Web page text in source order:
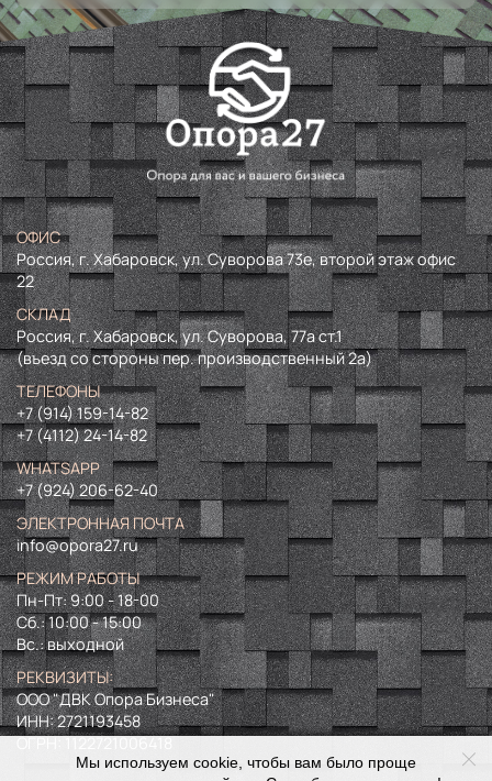
ОФИС
Россия, г. Хабаровск, ул. Суворова 73е, второй этаж офис
22
СКЛАД
Россия, г. Хабаровск, ул. Суворова, 77а ст.1
(въезд со стороны пер. производственный 2а)
ТЕЛЕФОНЫ
+7 (914) 159-14-82
+7 (4112) 24-14-82
WHATSAPP
+7 (924) 206-62-40
ЭЛЕКТРОННАЯ ПОЧТА
info@opora27.ru
РЕЖИМ РАБОТЫ
Пн-Пт: 9:00 - 18-00
Сб.: 10:00 - 15:00
Вс.: выходной
РЕКВИЗИТЫ:
ООО "ДВК Опора Бизнеса"
ИНН:2721193458
ОГРН:1122721006418
Мы используем cookie, чтобы вам было проще